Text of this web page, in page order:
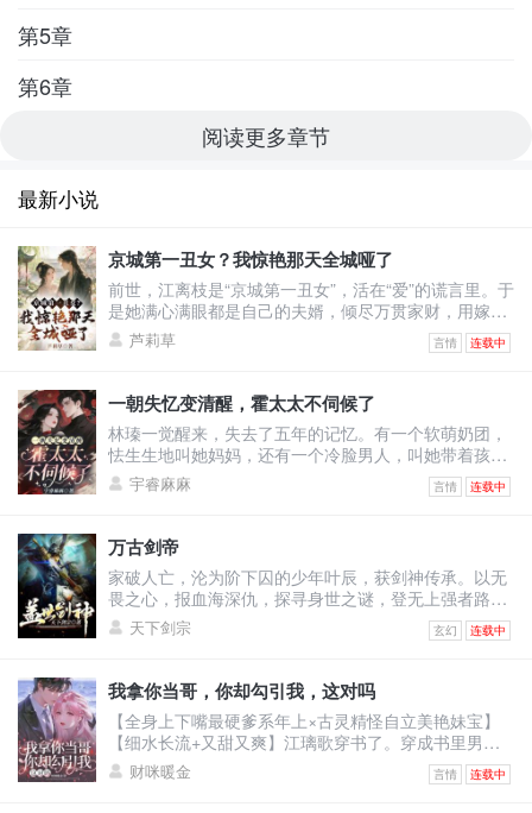
第5章
第6章
阅读更多章节
最新小说
京城第一丑女？我惊艳那天全城哑了
前世，江离枝是“京城第一丑女”，活在“爱”的谎言里。于
是她满心满眼都是自己的夫婿，倾尽万贯家财，用嫁妆
填补将军府。可换来的却是——他与绿茶表妹沆瀣一
气，甚至让她怀上侍卫的野种，最终被渣男一剑穿胸，
决心要让这群人血债血偿！渣男想吃绝户，与表妹双宿
双飞？她直接退婚撤资，让将军府只剩一具空壳！白莲
花想装柔弱博同情？她反手几巴掌，当众撕烂表妹虚伪
的脸皮！全城
芦莉草 言情 连载中
一朝失忆变清醒，霍太太不伺候了
林瑧一觉醒来，失去了五年的记忆。有一个软萌奶团，
怯生生地叫她妈妈，还有一个冷脸男人，叫她带着孩子
去给继妹输血。原来她和自己继妹的未婚夫领了证，他
以婚姻为筹码让她签了厚厚的不平等条约！林瑧直接掀
分一半，至于你，喂狗！”她不知道婚后的自己怎么成为
舔狗的，还被人当成草包嘲笑。五年里她拼命讨好老
公，甚至讨好老公白月光弟媳温栩，挣钱给她只求她离
开自己老公。她
宇睿麻麻 言情 连载中
万古剑帝
家破人亡，沦为阶下囚的少年叶辰，获剑神传承。以无
畏之心，报血海深仇，探寻身世之谜，登无上强者路！
修剑道，凝天印，灵武合一，无敌诸天！恢宏大世谁主
沉浮？我有一剑可断万古！
天下剑宗 玄幻 连载中
我拿你当哥，你却勾引我，这对吗
【全身上下嘴最硬爹系年上×古灵精怪自立美艳妹宝】
【细水长流+又甜又爽】江璃歌穿书了。穿成书里男主
的恶毒前女友，死得很惨的恶毒女配。男主季司夜是顶
级豪门继承人，遭仇家暗算坠海失忆，被江父救下。江
财咪暖金 言情 连载中